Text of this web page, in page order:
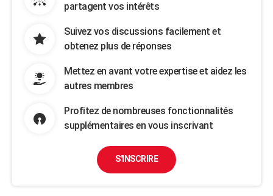
partagent vos intérêts
Suivez vos discussions facilement et
obtenez plus de réponses
Mettez en avant votre expertise et aidez les
autres membres
Profitez de nombreuses fonctionnalités
supplémentaires en vous inscrivant
S'INSCRIRE